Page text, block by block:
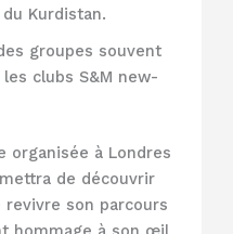
Kurdistan.
groupes souvent
clubs S&M new-
organisée à Londres
de découvrir
son parcours